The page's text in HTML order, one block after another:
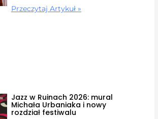
Przeczytaj Artykuł »
Jazz w Ruinach 2026: mural
Michała Urbaniaka i nowy
rozdział festiwalu